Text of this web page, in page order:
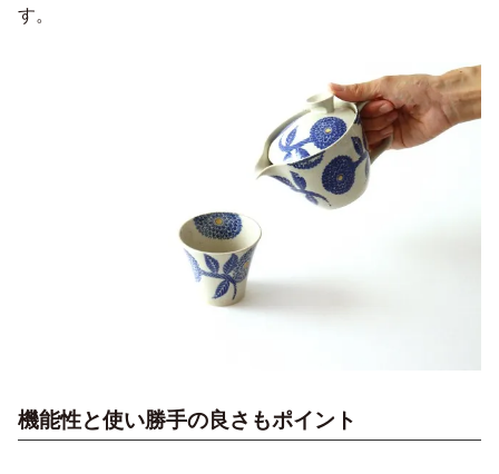
す。
機能性と使い勝手の良さもポイント